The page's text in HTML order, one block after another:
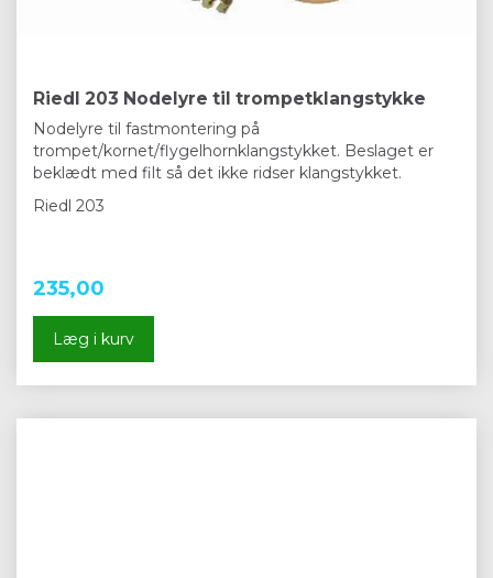
Riedl 203 Nodelyre til trompetklangstykke
Nodelyre til fastmontering på
trompet/kornet/flygelhornklangstykket. Beslaget er
beklædt med filt så det ikke ridser klangstykket.
Riedl 203
235,00
Læg i kurv